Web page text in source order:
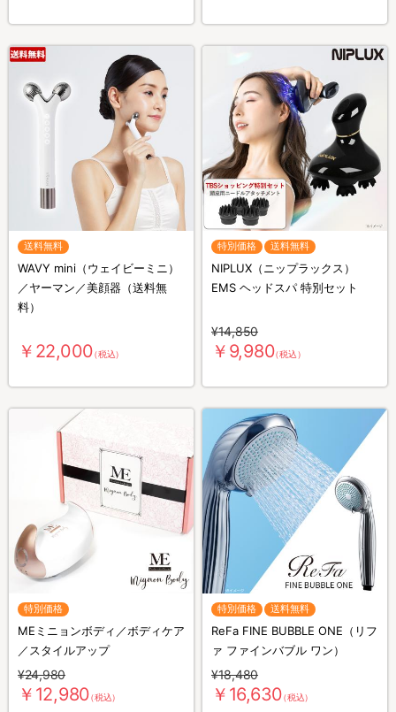
送料無料
WAVY mini（ウェイビーミニ）
／ヤーマン／美顔器（送料無
料）
￥22,000（税込）
特別価格 送料無料
NIPLUX（ニップラックス）
EMS ヘッドスパ 特別セット
¥14,850
￥9,980（税込）
特別価格
MEミニョンボディ／ボディケア
／スタイルアップ
¥24,980
￥12,980（税込）
特別価格 送料無料
ReFa FINE BUBBLE ONE（リフ
ァ ファインバブル ワン）
¥18,480
￥16,630（税込）